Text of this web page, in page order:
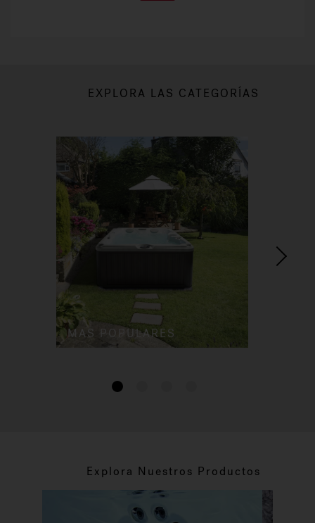
EXPLORA LAS CATEGORÍAS
MAS POPULARES
1
Explora Nuestros Productos